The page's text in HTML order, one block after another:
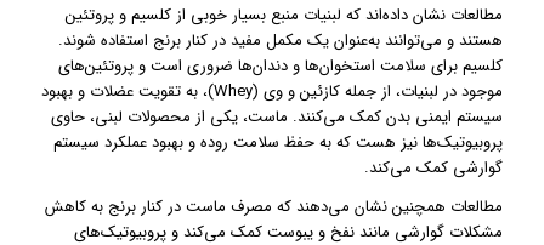
مطالعات نشان داده‌اند که لبنیات منبع بسیار خوبی از کلسیم و پروتئین
هستند و می‌توانند به‌عنوان یک مکمل مفید در کنار برنج استفاده شوند.
کلسیم برای سلامت استخوان‌ها و دندان‌ها ضروری است و پروتئین‌های
موجود در لبنیات، از جمله کازئین و وی (Whey)، به تقویت عضلات و بهبود
سیستم ایمنی بدن کمک می‌کنند. ماست، یکی از محصولات لبنی، حاوی
پروبیوتیک‌ها نیز هست که به حفظ سلامت روده و بهبود عملکرد سیستم
گوارشی کمک می‌کند.
مطالعات همچنین نشان می‌دهند که مصرف ماست در کنار برنج به کاهش
مشکلات گوارشی مانند نفخ و یبوست کمک می‌کند و پروبیوتیک‌های